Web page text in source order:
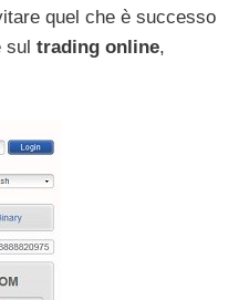
quel che è successo
sul trading online,